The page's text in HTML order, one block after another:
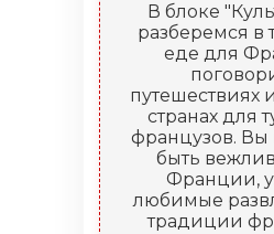
В блоке
разберемся в
еде для
путешествиях
странах для
французов. Вы
быть
Франции,
любимые
традиции